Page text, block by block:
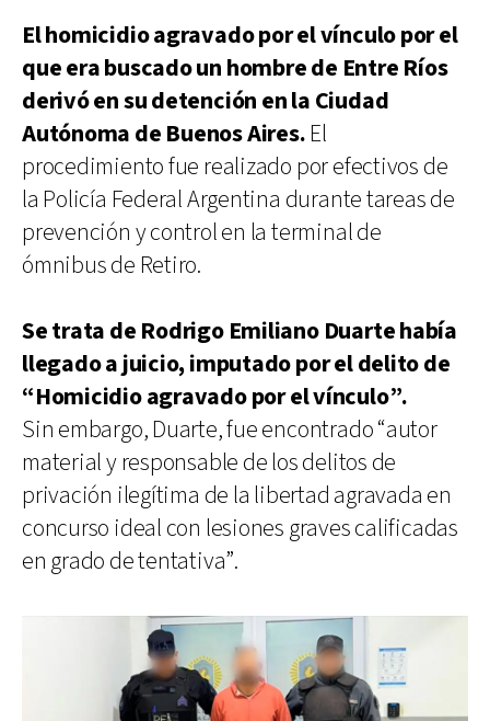
El homicidio agravado por el vínculo por el
que era buscado un hombre de Entre Ríos
derivó en su detención en la Ciudad
Autónoma de Buenos Aires.El
procedimiento fue realizado por efectivos de
la Policía Federal Argentina durante tareas de
prevención y control en la terminal de
ómnibus de Retiro.
Se trata de Rodrigo Emiliano Duarte había
llegado a juicio, imputado por el delito de
“Homicidio agravado por el vínculo”.
Sin embargo, Duarte, fue encontrado “autor
material y responsable de los delitos de
privación ilegítima de la libertad agravada en
concurso ideal con lesiones graves calificadas
en grado de tentativa”.